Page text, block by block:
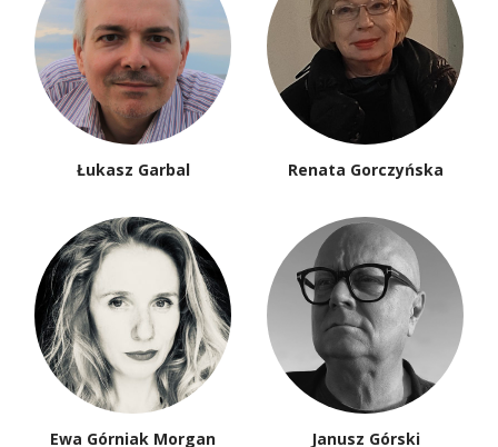
Łukasz Garbal Renata Gorczyńska
Ewa Górniak Morgan Janusz Górski